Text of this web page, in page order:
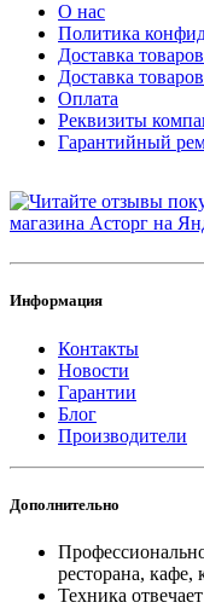
О нас
Политика
Доставка
Доставка
Оплата
Реквизиты
Гарантийный
Информация
Контакты
Новости
Гарантии
Блог
Производители
Дополнительно
ресторана, кафе,
Техника